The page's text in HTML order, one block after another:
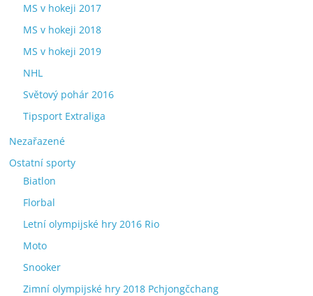
MS v hokeji 2017
MS v hokeji 2018
MS v hokeji 2019
NHL
Světový pohár 2016
Tipsport Extraliga
Nezařazené
Ostatní sporty
Biatlon
Florbal
Letní olympijské hry 2016 Rio
Moto
Snooker
Zimní olympijské hry 2018 Pchjongčchang